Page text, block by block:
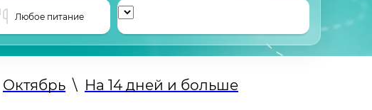
Любое питание
Октябрь \ На 14 дней и больше